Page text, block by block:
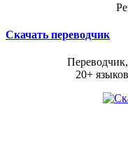
Скачать переводчик
20+